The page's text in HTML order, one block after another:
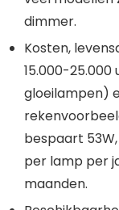
dimmer.
Kosten,
15.000-25.000
gloeilampen)
bespaart
per lamp per
maanden.